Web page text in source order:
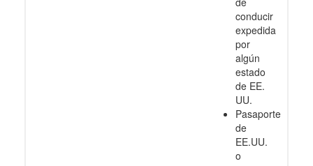
conducir
expedida
por
algún
estado
de EE.
UU.
Pasaporte
de
EE.UU.
o